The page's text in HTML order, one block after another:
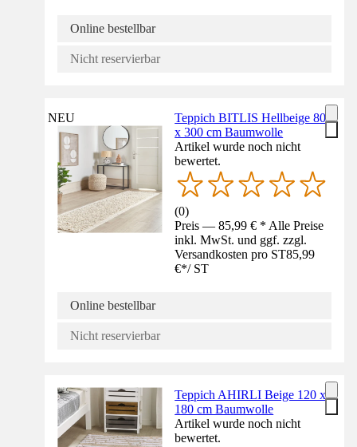
Online bestellbar
Nicht reservierbar
NEU
Teppich BITLIS Hellbeige 80
x 300 cm Baumwolle
Artikel wurde noch nicht
bewertet.
(0)
Preis — 85,99 € * Alle Preise
inkl. MwSt. und ggf. zzgl.
Versandkosten pro ST85,99
€*/ ST
Online bestellbar
Nicht reservierbar
Teppich AHIRLI Beige 120 x
180 cm Baumwolle
Artikel wurde noch nicht
bewertet.